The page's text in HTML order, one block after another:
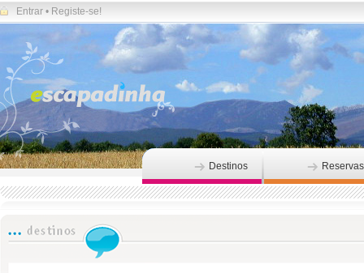
Entrar • Registe-se!
Destinos Reservas